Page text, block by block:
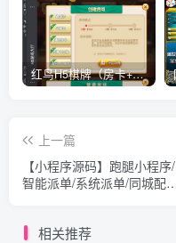
红鸟H5棋牌（房卡+金币）全套双模式游戏源码
上一篇
【小程序源码】跑腿小程序/
智能派单/系统派单/同城配
相关推荐